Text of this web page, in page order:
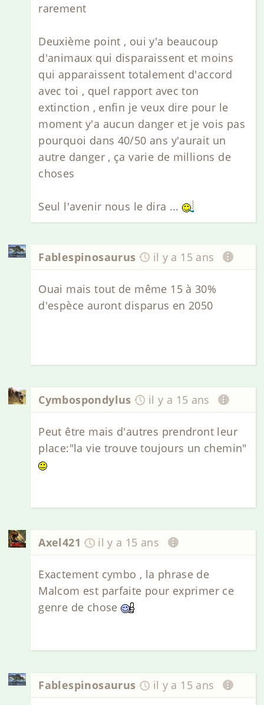
rarement
Deuxième point , oui y'a beaucoup
d'animaux qui disparaissent et moins
qui apparaissent totalement d'accord
avec toi , quel rapport avec ton
extinction , enfin je veux dire pour le
moment y'a aucun danger et je vois pas
pourquoi dans 40/50 ans y'aurait un
autre danger , ça varie de millions de
choses
Seul l'avenir nous le dira ...
Fablespinosaurus il y a 15 ans
Ouai mais tout de même 15 à 30%
d'espèce auront disparus en 2050
Cymbospondylus il y a 15 ans
Peut être mais d'autres prendront leur
place:"la vie trouve toujours un chemin"
Axel421 il y a 15 ans
Exactement cymbo , la phrase de
Malcom est parfaite pour exprimer ce
genre de chose
Fablespinosaurus il y a 15 ans